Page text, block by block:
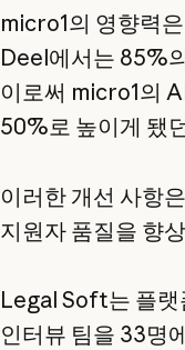
micro1의 영향력
Deel에서는 85%
이로써 micro1의
50%로 높이게 됐
이러한 개선 사항
지원자 품질을 향
Legal Soft는 플랫
인터뷰 팀을 33명